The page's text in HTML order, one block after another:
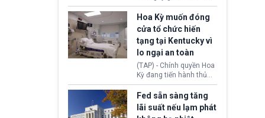
tục che giấu hành vi, tạo
thêm danh tính khác
nhằm duy trì hoạt động
hoạch thương mại hoá
World Cup bị phanh phui,
Chủ tịch Gianni Infantino
tiếp tục đối mặt cáo
buộc dùng sức ép tài
chính để đổi lấy sự ủng
chính trị từ Liên đoàn
Bóng đá Jordan. Trước
áp lực dồn dập, FIFA phải
tổ chức cuộc họp khẩn ở
Morocco.
Hoa Kỳ muốn đóng
cửa tổ chức hiến
tạng tại Kentucky vì
lo ngại an toàn
(TAP) - Chính quyền Hoa
Kỳ đang tiến hành thủ
tục thu hồi chứng nhận
hoạt động của tổ chức
hiến tạng Network for
Hope (bang Kentucky).
Fed sẵn sàng tăng
lãi suất nếu lạm phát